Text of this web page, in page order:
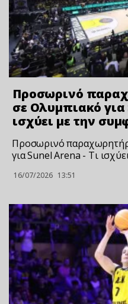
Προσωρινό
σε Ολυμπιακό για
ισχύει με την
Προσωρινό
για Sunel Arena - Τι
16/07/2026 13:51